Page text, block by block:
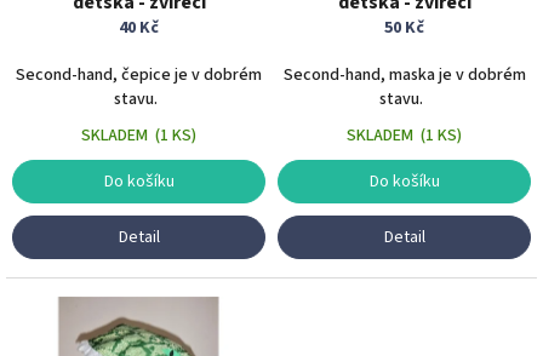
ů
40 Kč
Second-hand, čepice je v dobrém
stavu.
SKLADEM (1 KS)
Do košíku
Detail
50 Kč
Second-hand, maska je v dobrém
stavu.
SKLADEM (1 KS)
Do košíku
Detail